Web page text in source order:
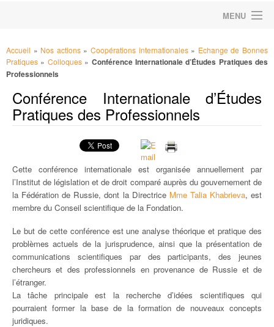
MENU
LA FONDATION
NOS ACTIONS
NOUS SOUTENIR
TRAVAILLER / FAIRE UN STAGE À LA FONDATION
UNIVERSITÉ D’ETÉ / SUMMER SCHOOL / UNIVERSIDAD DE VERANO
PUBLICATIONS
NOS NEWSLETTERS
Accueil » Nos actions»Coopérations internationales» Echange de Bonnes
Pratiques » Colloques» Conférence Internationale d’Études Pratiques des
Professionnels
Conférence Internationale d’Études
Pratiques des Professionnels
Cette conférence internationale est organisée annuellement par
l’Institut de législation et de droit comparé auprès du gouvernement de
la Fédération de Russie, dont la Directrice Mme Talia Khabrieva, est
membre du Conseil scientifique de la Fondation.
Le but de cette conférence est une analyse théorique et pratique des
problèmes actuels de la jurisprudence, ainsi que la présentation de
communications scientifiques par des participants, des jeunes
chercheurs et des professionnels en provenance de Russie et de
l’étranger.
La tâche principale est la recherche d’idées scientifiques qui
pourraient former la base de la formation de nouveaux concepts
juridiques.